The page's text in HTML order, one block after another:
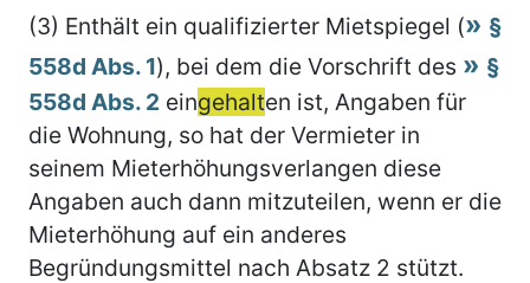
(3) Enthält ein qualifizierter Mietspiegel (
§
558d Abs. 1), bei dem die Vorschrift des
§
558d Abs. 2 eingehalten ist, Angaben für
die Wohnung, so hat der Vermieter in
seinem Mieterhöhungsverlangen diese
Angaben auch dann mitzuteilen, wenn er die
Mieterhöhung auf ein anderes
Begründungsmittel nach Absatz 2 stützt.